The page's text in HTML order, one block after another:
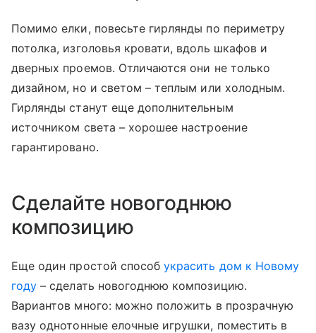
Помимо елки, повесьте гирлянды по периметру
потолка, изголовья кровати, вдоль шкафов и
дверных проемов. Отличаются они не только
дизайном, но и светом – теплым или холодным.
Гирлянды станут еще дополнительным
источником света – хорошее настроение
гарантировано.
Сделайте новогоднюю
композицию
Еще один простой способукрасить дом к Новому
году – сделать новогоднюю композицию.
Вариантов много: можно положить в прозрачную
вазу однотонные елочные игрушки, поместить в